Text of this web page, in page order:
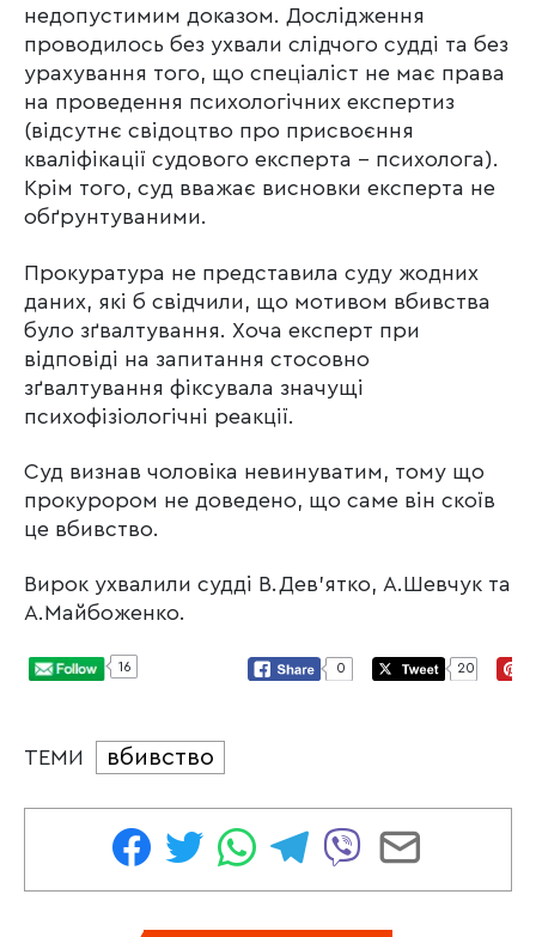
недопустимим доказом. Дослідження
проводилось без ухвали слідчого судді та без
урахування того, що спеціаліст не має права
на проведення психологічних експертиз
(відсутнє свідоцтво про присвоєння
кваліфікації судового експерта – психолога).
Крім того, суд вважає висновки експерта не
обґрунтуваними.
Прокуратура не представила суду жодних
даних, які б свідчили, що мотивом вбивства
було зґвалтування. Хоча експерт при
відповіді на запитання стосовно
зґвалтування фіксувала значущі
психофізіологічні реакції.
Суд визнав чоловіка невинуватим, тому що
прокурором не доведено, що саме він скоїв
це вбивство.
Вирок ухвалили судді В.Дев’ятко, А.Шевчук та
А.Майбоженко.
16 0 20
ТЕМИ вбивство